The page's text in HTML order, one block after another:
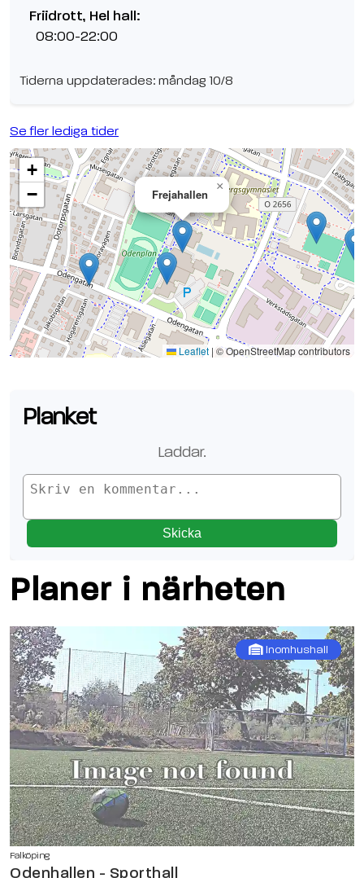
Friidrott, Hel hall:
08:00-22:00
Tiderna uppdaterades: måndag 10/8
Se fler lediga tider
Frejahallen
×
+
−
Leaflet | © OpenStreetMap contributors
Se planen på Google Maps
Planket
Laddar.
Skicka
Planer i närheten
Inomhushall
Falköping
Odenhallen - Sporthall